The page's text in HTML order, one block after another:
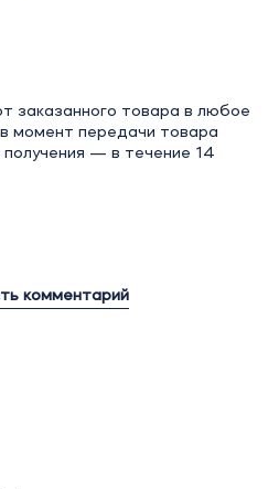
заказанного товара в любое
момент передачи товара
— в течение 14
комментарий